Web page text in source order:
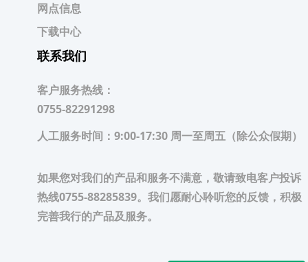
网点信息
下载中心
联系我们
客户服务热线：
0755-82291298
人工服务时间：9:00-17:30 周一至周五（除公众假期）
如果您对我们的产品和服务不满意，敬请致电客户投诉
热线0755-88285839。我们愿耐心聆听您的反馈，积极
完善我行的产品及服务。